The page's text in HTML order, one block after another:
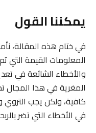
يمكننا القول
في ختام هذه المقالة،
المعلومات القيمة التي
والأخطاء الشائعة في
المغرية في هذا المجال
كافية، ولكن يجب
في الأخطاء التي تضر